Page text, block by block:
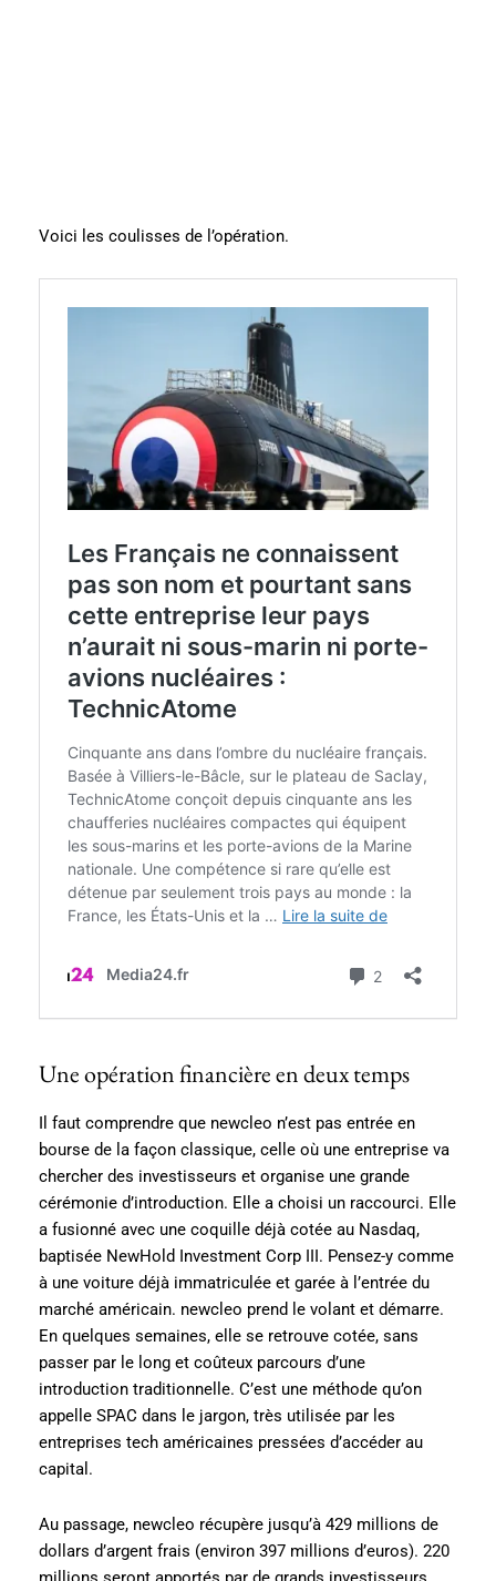
Voici les coulisses de l’opération.
Une opération financière en deux temps
Il faut comprendre que newcleo n’est pas entrée en
bourse de la façon classique, celle où une entreprise va
chercher des investisseurs et organise une grande
cérémonie d’introduction. Elle a choisi un raccourci. Elle
a fusionné avec une coquille déjà cotée au Nasdaq,
baptisée NewHold Investment Corp III. Pensez-y comme
à une voiture déjà immatriculée et garée à l’entrée du
marché américain. newcleo prend le volant et démarre.
En quelques semaines, elle se retrouve cotée, sans
passer par le long et coûteux parcours d’une
introduction traditionnelle. C’est une méthode qu’on
appelle SPAC dans le jargon, très utilisée par les
entreprises tech américaines pressées d’accéder au
capital.
Au passage, newcleo récupère jusqu’à 429 millions de
dollars d’argent frais (environ 397 millions d’euros). 220